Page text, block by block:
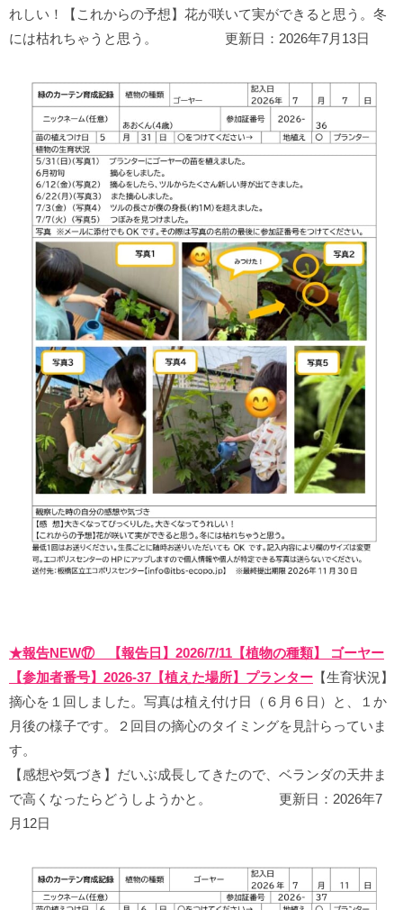
れしい！【これからの予想】花が咲いて実ができると思う。冬
には枯れちゃうと思う。 更新日：2026年7月13日
★報告NEW⑰ 【報告日】2026/7/11【植物の種類】 ゴーヤー
【参加者番号】2026-37【植えた場所】プランター 【生育状況】
摘心を１回しました。写真は植え付け日（６月６日）と、１か
月後の様子です。２回目の摘心のタイミングを見計らっていま
す。
【感想や気づき】だいぶ成長してきたので、ベランダの天井ま
で高くなったらどうしようかと。 更新日：2026年7
月12日